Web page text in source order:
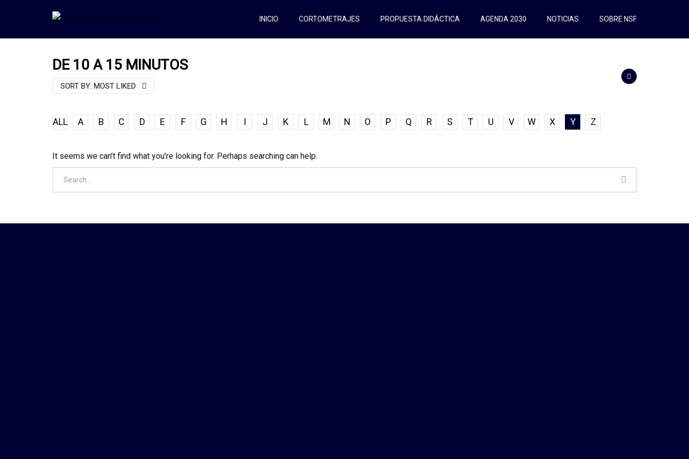
INICIO CORTOMETRAJES PROPUESTA DIDÁCTICA AGENDA 2030 NOTICIAS SOBRE NSF
DE 10 A 15 MINUTOS
SORT BY: MOST LIKED
ALL A B C D E F G H I J K L M N O P Q R S T U V W X Y Z
It seems we can’t find what you’re looking for. Perhaps searching can help.